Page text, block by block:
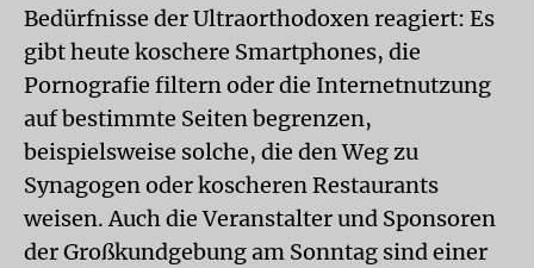
Bedürfnisse der Ultraorthodoxen reagiert: Es
gibt heute koschere Smartphones, die
Pornografie filtern oder die Internetnutzung
auf bestimmte Seiten begrenzen,
beispielsweise solche, die den Weg zu
Synagogen oder koscheren Restaurants
weisen. Auch die Veranstalter und Sponsoren
der Großkundgebung am Sonntag sind einer